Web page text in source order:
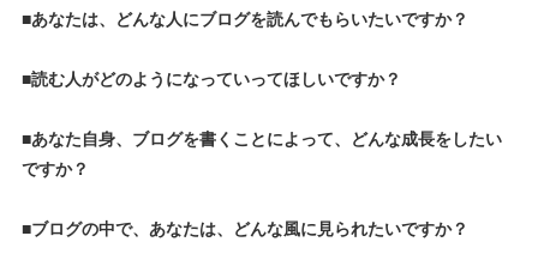
■あなたは、どんな人にブログを読んでもらいたいですか？
■読む人がどのようになっていってほしいですか？
■あなた自身、ブログを書くことによって、どんな成長をしたい
ですか？
■ブログの中で、あなたは、どんな風に見られたいですか？